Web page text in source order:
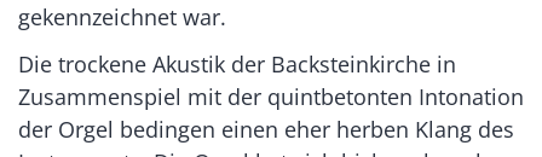
gekennzeichnet war.
Die trockene Akustik der Backsteinkirche in
Zusammenspiel mit der quintbetonten Intonation
der Orgel bedingen einen eher herben Klang des